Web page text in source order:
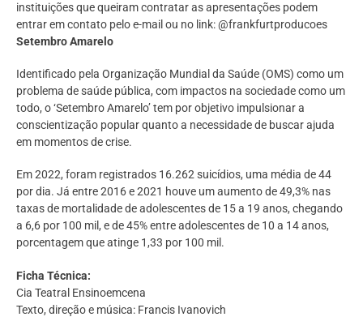
instituições que queiram contratar as apresentações podem
entrar em contato pelo e-mail ou no link: @frankfurtproducoes
Setembro Amarelo
Identificado pela Organização Mundial da Saúde (OMS) como um
problema de saúde pública, com impactos na sociedade como um
todo, o ‘Setembro Amarelo’ tem por objetivo impulsionar a
conscientização popular quanto a necessidade de buscar ajuda
em momentos de crise.
Em 2022, foram registrados 16.262 suicídios, uma média de 44
por dia. Já entre 2016 e 2021 houve um aumento de 49,3% nas
taxas de mortalidade de adolescentes de 15 a 19 anos, chegando
a 6,6 por 100 mil, e de 45% entre adolescentes de 10 a 14 anos,
porcentagem que atinge 1,33 por 100 mil.
Ficha Técnica:
Cia Teatral Ensinoemcena
Texto, direção e música: Francis Ivanovich